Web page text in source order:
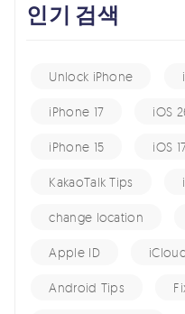
인기 검색
Unlock iPhone
iPhone 17 iOS
iPhone 15 iOS
KakaoTalk Tips
change location
Apple ID
Android Tips